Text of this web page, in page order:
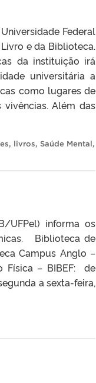
Federal
e da Biblioteca.
da instituição irá
universitária a
como lugares de
Além das
, livros, Saúde Mental,
UFPel) informa os
Biblioteca de
Campus Anglo –
Física – BIBEF: de
a sexta-feira,